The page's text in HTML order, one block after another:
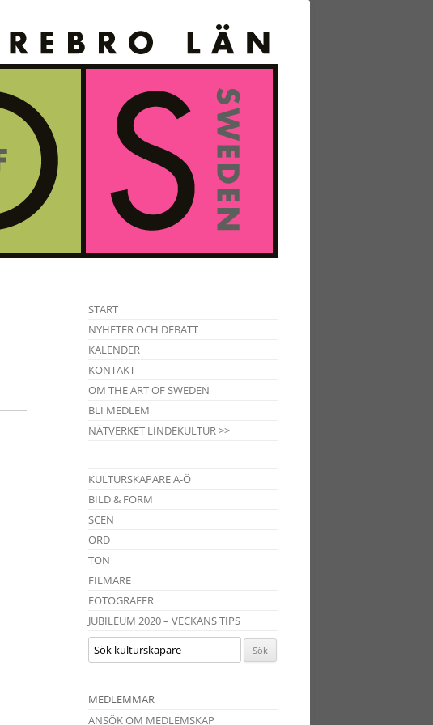
START
NYHETER OCH DEBATT
KALENDER
KONTAKT
OM THE ART OF SWEDEN
BLI MEDLEM
NÄTVERKET LINDEKULTUR >>
KULTURSKAPARE A-Ö
BILD & FORM
SCEN
ORD
TON
FILMARE
FOTOGRAFER
JUBILEUM 2020 – VECKANS TIPS
MEDLEMMAR
ANSÖK OM MEDLEMSKAP